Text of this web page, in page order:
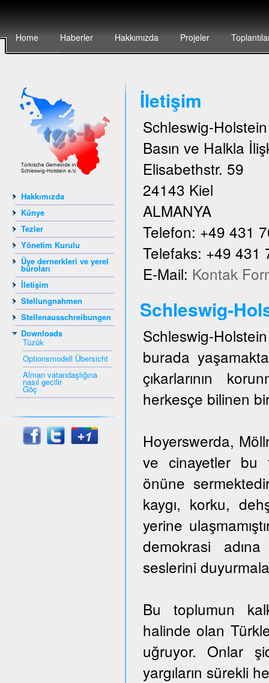
Home Haberler Hakkımızda Projeler
Hakkımızda
Künye
Tezler
Yönetim Kurulu
Üye dernerkleri ve yerel
büroları
İletişim
Stellungnahmen
Stellenausschreibungen
Downloads
Tüzük
Optionsmodell Übersicht
Alman vatandaşlığına
nasıl gecilir
Göç
İletişim
Schleswig-
Basın ve Halkla
Elisabethstr. 59
24143 Kiel
ALMANYA
Telefon: +49 431
Telefaks: +49 431
E-Mail: Kontak
Schleswig-
Schleswig-
burada
çıkarlarının
herkesçe bilinen
Hoyerswerda,
ve cinayetler bu
önüne
kaygı, korku,
yerine
demokrasi
seslerini
Bu toplumun
halinde olan
uğruyor. Onlar
yargıların sürekli